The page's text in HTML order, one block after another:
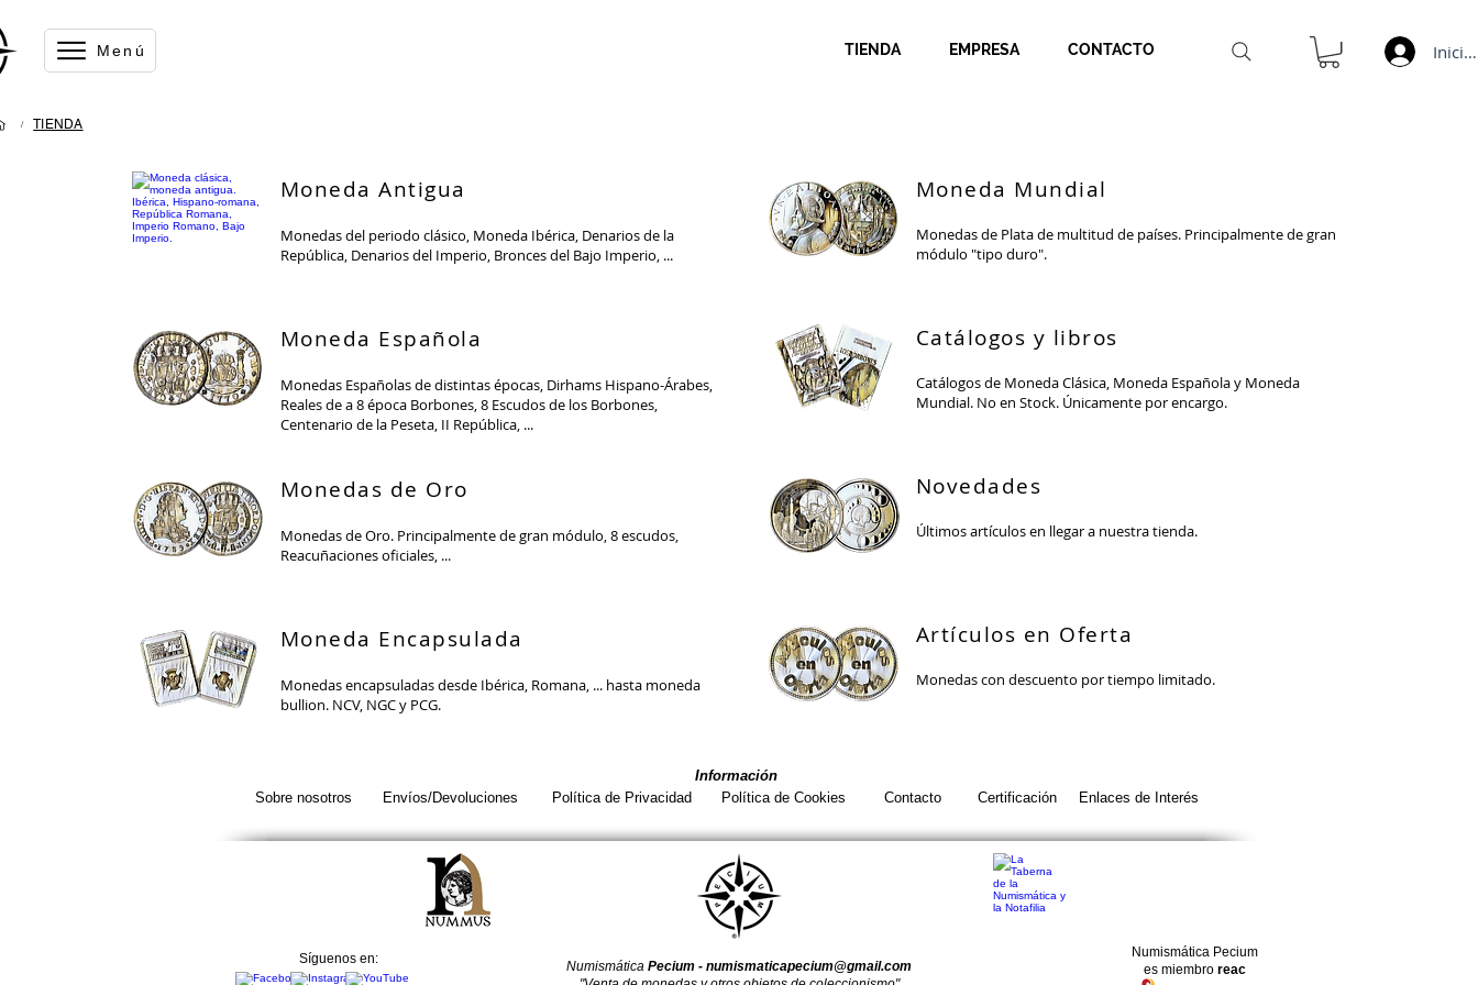
Menú TIENDA EMPRESA CONTACTO
/ TIENDA
Moneda Antigua
Monedas del periodo clásico, Moneda Ibérica, Denarios de la
República, Denarios del Imperio, Bronces del Bajo Imperio, ...
Moneda Española
Monedas Españolas de distintas épocas, Dirhams Hispano-Árabes,
Reales de a 8 época Borbones, 8 Escudos de los Borbones,
Centenario de la Peseta, II República, ...
Monedas de Oro
Monedas de Oro. Principalmente de gran módulo, 8 escudos,
Reacuñaciones oficiales, ...
Moneda Encapsulada
Monedas encapsuladas desde Ibérica, Romana, ... hasta moneda
bullion. NCV, NGC y PCG.
Moneda Mundial
Monedas de Plata de multitud de países. Principalmente de gran
módulo "tipo duro".
Catálogos y libros
Catálogos de Moneda Clásica, Moneda Española y Moneda
Mundial. No en Stock. Únicamente por encargo.
Novedades
Últimos artículos en llegar a nuestra tienda.
Artículos en Oferta
Monedas con descuento por tiempo limitado.
Información
Sobre nosotros
Envíos/Devoluciones Política de Privacidad Política de Cookies Contacto Certificación Enlaces de Interés
Síguenos en: Numismática Pecium - numismaticapecium@gmail.com
Numismática Pecium
es miembro reac